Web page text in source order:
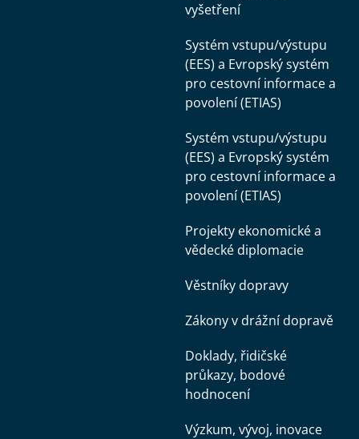
vyšetření
Systém vstupu/výstupu
(EES) a Evropský systém
pro cestovní informace a
povolení (ETIAS)
Systém vstupu/výstupu
(EES) a Evropský systém
pro cestovní informace a
povolení (ETIAS)
Projekty ekonomické a
vědecké diplomacie
Věstníky dopravy
Zákony v drážní dopravě
Doklady, řidičské
průkazy, bodové
hodnocení
Výzkum, vývoj, inovace